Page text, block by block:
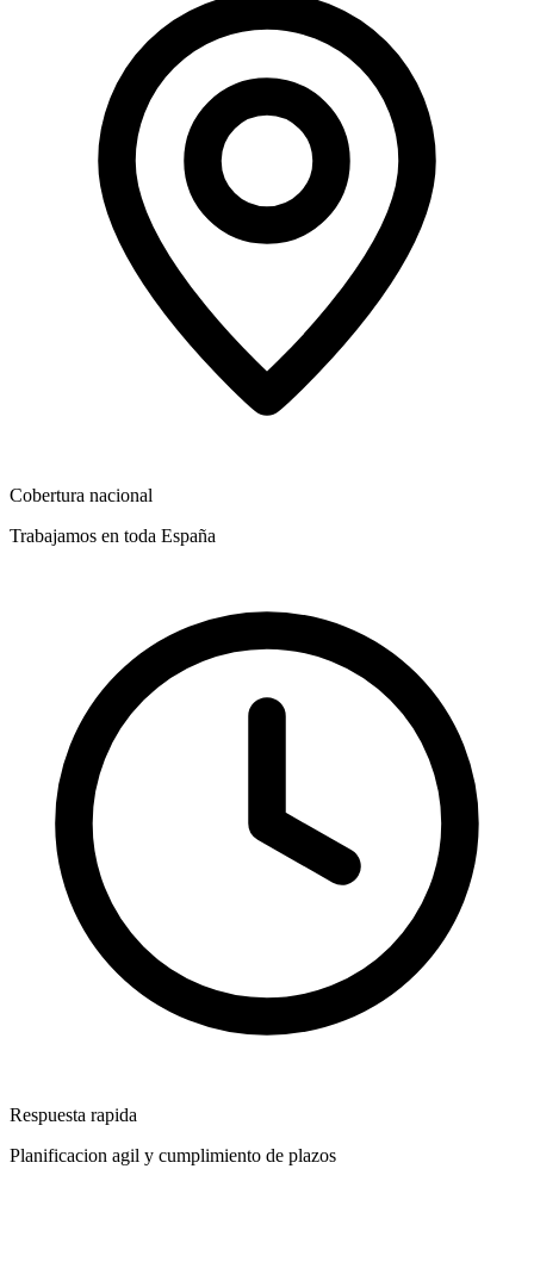
Cobertura nacional
Trabajamos en toda España
Respuesta rapida
Planificacion agil y cumplimiento de plazos